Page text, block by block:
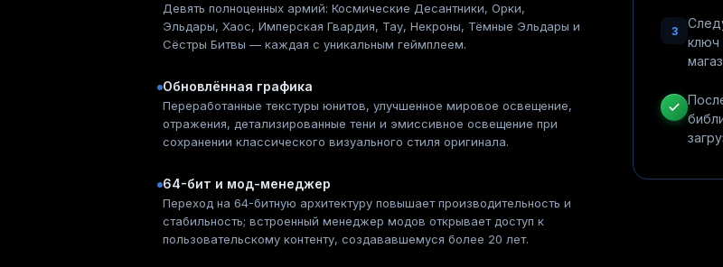
Девять полноценных армий: Космические Десантники, Орки,
Эльдары, Хаос, Имперская Гвардия, Тау, Некроны, Тёмные Эльдары и
Сёстры Битвы — каждая с уникальным геймплеем.
Обновлённая графика
Переработанные текстуры юнитов, улучшенное мировое освещение,
отражения, детализированные тени и эмиссивное освещение при
сохранении классического визуального стиля оригинала.
64-бит и мод-менеджер
Переход на 64-битную архитектуру повышает производительность и
стабильность; встроенный менеджер модов открывает доступ к
пользовательскому контенту, создававшемуся более 20 лет.
3
ключ